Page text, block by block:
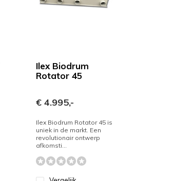
Ilex Biodrum
Rotator 45
€ 4.995,-
Ilex Biodrum Rotator 45 is
uniek in de markt. Een
revolutionair ontwerp
afkomsti...